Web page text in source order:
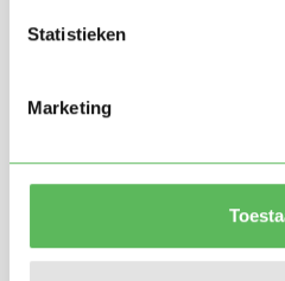
Statistieken
Marketing
in 2017, bedoeld om
brengen.